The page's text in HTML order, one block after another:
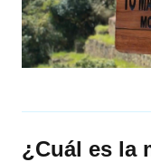
¿Cuál es la